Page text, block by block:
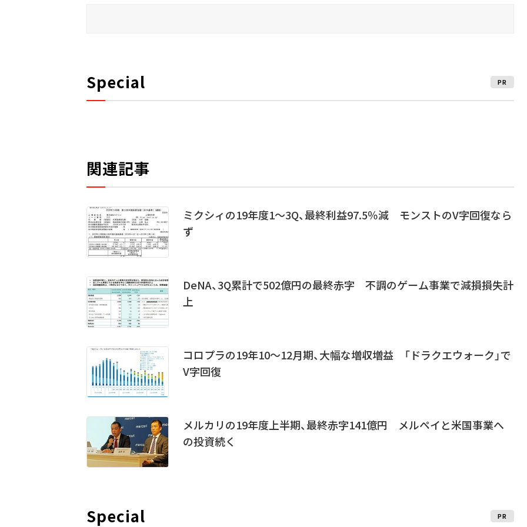
Special PR
関連記事
ミクシィの19年度1～3Q、最終利益97.5％減 モンストのV字回復なら
ず
DeNA、3Q累計で502億円の最終赤字 不調のゲーム事業で減損損失計
上
コロプラの19年10～12月期、大幅な増収増益 「ドラクエウォーク」で
V字回復
メルカリの19年度上半期、最終赤字141億円 メルペイと米国事業へ
の投資続く
Special PR